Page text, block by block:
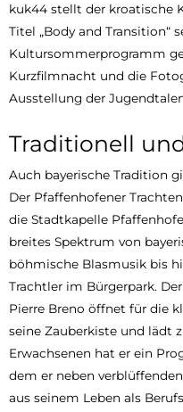
kuk44 stellt der kroatische
Titel „Body and Transition“
Kultursommerprogramm
Kurzfilmnacht und die
Ausstellung der
Traditionell
Auch bayerische Tradition
Der Pfaffenhofener
die Stadtkapelle
breites Spektrum von
böhmische Blasmusik bis
Trachtler im Bürgerpark.
Pierre Breno öffnet für die
seine Zauberkiste und lädt
Erwachsenen hat er ein
dem er neben
aus seinem Leben als